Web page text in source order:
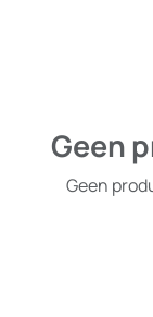
Geen
Geen